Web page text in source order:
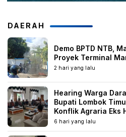
DAERAH
Demo BPTD NTB,
Proyek Terminal
2 hari yang lalu
Hearing Warga
Bupati Lombok
Konflik Agraria Eks
6 hari yang lalu